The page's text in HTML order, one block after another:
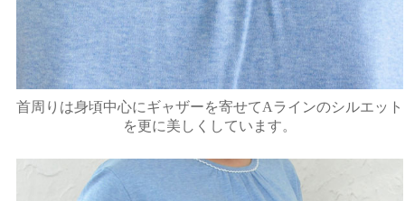
首周りは身頃中心にギャザーを寄せてAラインのシルエット
を更に美しくしています。